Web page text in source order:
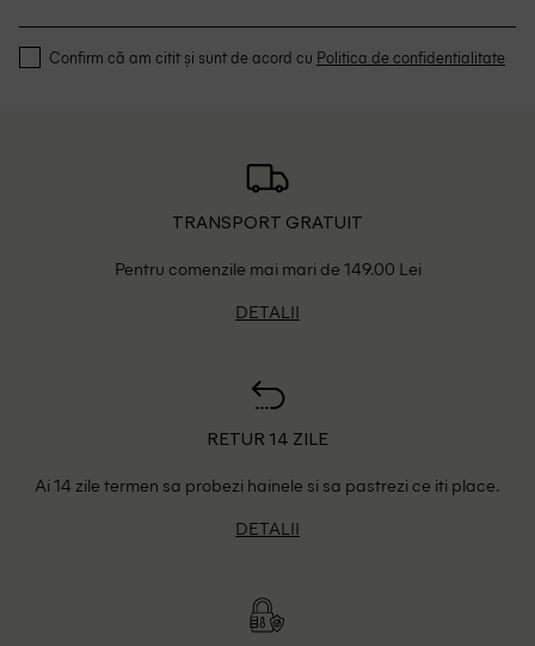
Confirm că am citit și sunt de acord cu Politica de confidentialitate
TRANSPORT GRATUIT
Pentru comenzile mai mari de 149.00 Lei
DETALII
RETUR 14 ZILE
Ai 14 zile termen sa probezi hainele si sa pastrezi ce iti place.
DETALII